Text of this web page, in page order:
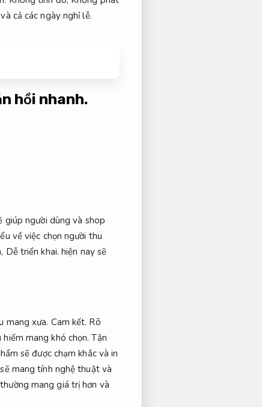
cả các ngày nghỉ lễ.
hồi nhanh.
giúp người dùng và shop
về việc chọn người thu
Dễ triển khai. hiện nay sẽ
mang xưa. Cam kết. Rõ
mang khó chọn.Tận
sẽ được chạm khắc và in
mang tính nghệ thuật và
mang giá trị hơn và